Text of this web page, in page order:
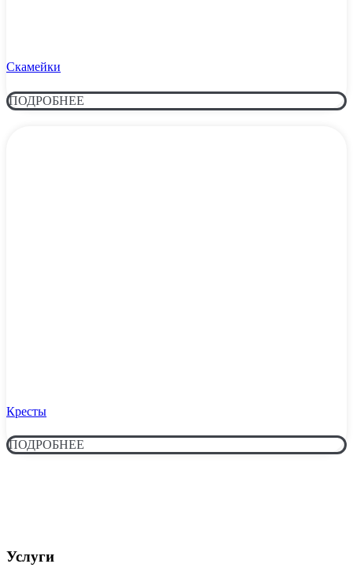
Скамейки
ПОДРОБНЕЕ
Кресты
ПОДРОБНЕЕ
Услуги